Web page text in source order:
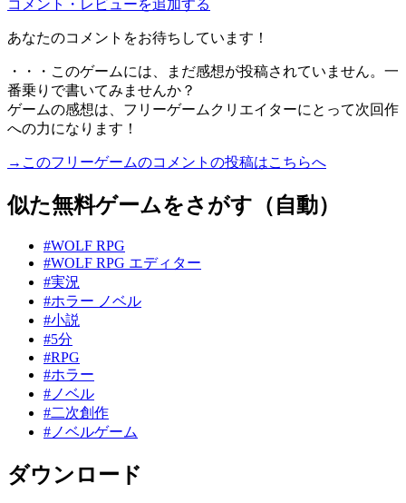
コメント・レビューを追加する
あなたのコメントをお待ちしています！
・・・このゲームには、まだ感想が投稿されていません。一
番乗りで書いてみませんか？
ゲームの感想は、フリーゲームクリエイターにとって次回作
への力になります！
→このフリーゲームのコメントの投稿はこちらへ
似た無料ゲームをさがす（自動）
#WOLF RPG
#WOLF RPG エディター
#実況
#ホラー ノベル
#小説
#5分
#RPG
#ホラー
#ノベル
#二次創作
#ノベルゲーム
ダウンロード